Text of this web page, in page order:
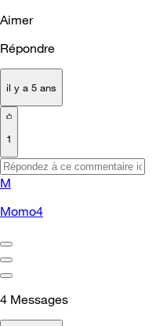
Aimer
Répondre
il y a 5 ans
1
M
Momo4
4 Messages